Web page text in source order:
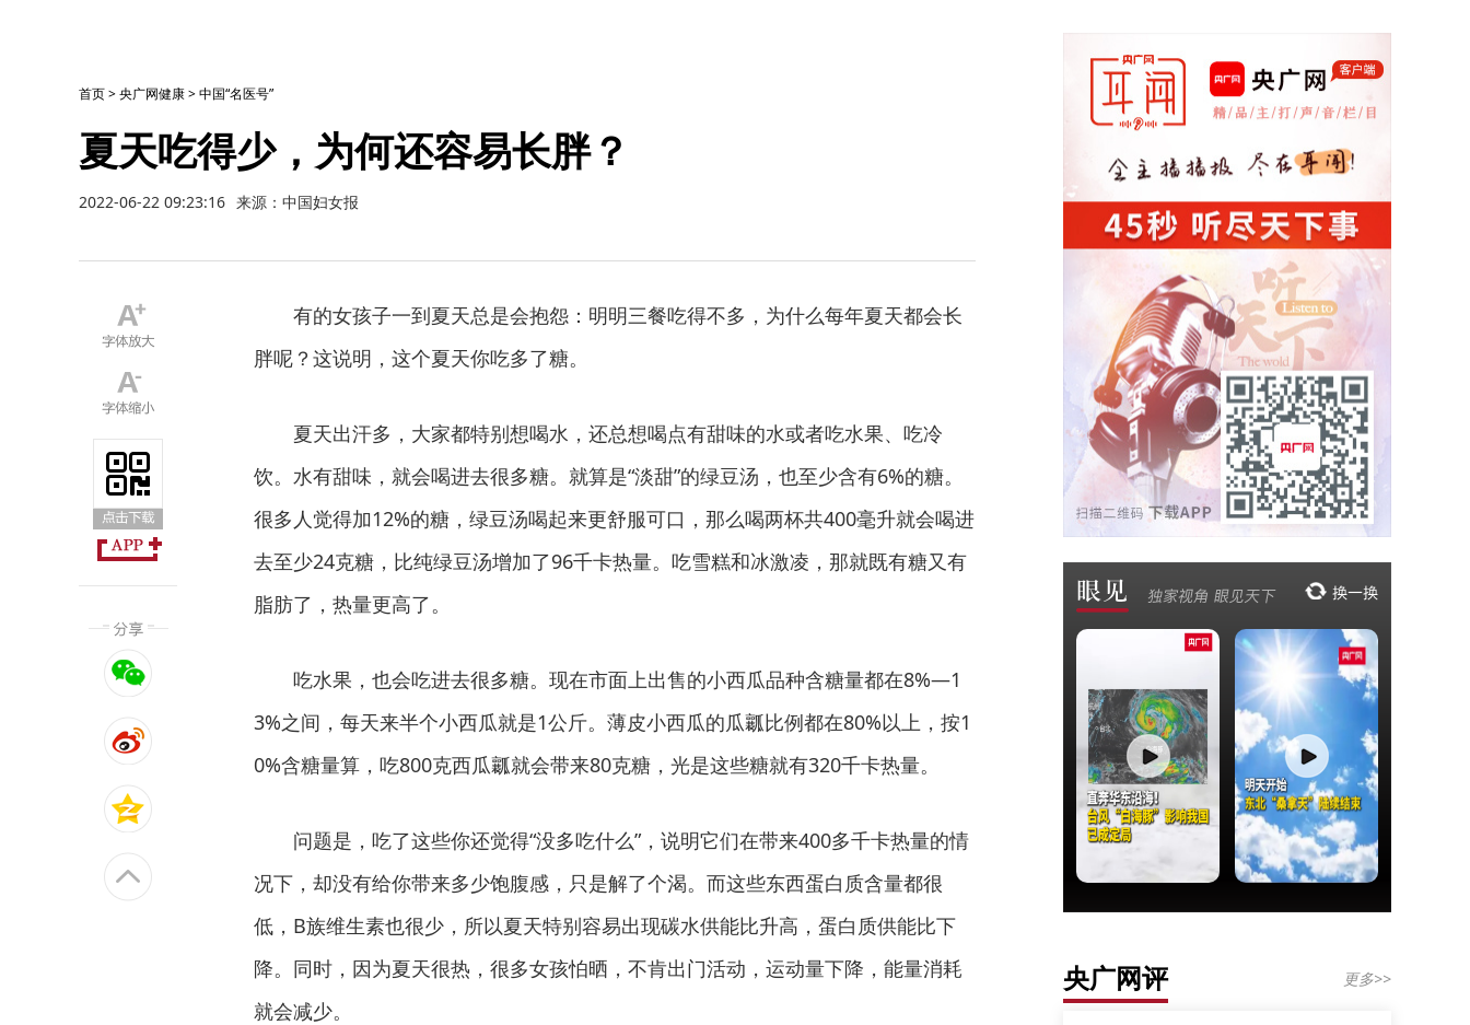
首页>央广网健康>中国“名医号”
夏天吃得少，为何还容易长胖？
2022-06-22 09:23:16 来源：中国妇女报
有的女孩子一到夏天总是会抱怨：明明三餐吃得不多，为什么每年夏天都会长
胖呢？这说明，这个夏天你吃多了糖。
夏天出汗多，大家都特别想喝水，还总想喝点有甜味的水或者吃水果、吃冷
饮。水有甜味，就会喝进去很多糖。就算是“淡甜”的绿豆汤，也至少含有6%的糖。
很多人觉得加12%的糖，绿豆汤喝起来更舒服可口，那么喝两杯共400毫升就会喝进
去至少24克糖，比纯绿豆汤增加了96千卡热量。吃雪糕和冰激凌，那就既有糖又有
脂肪了，热量更高了。
吃水果，也会吃进去很多糖。现在市面上出售的小西瓜品种含糖量都在8%—1
3%之间，每天来半个小西瓜就是1公斤。薄皮小西瓜的瓜瓤比例都在80%以上，按1
0%含糖量算，吃800克西瓜瓤就会带来80克糖，光是这些糖就有320千卡热量。
问题是，吃了这些你还觉得“没多吃什么”，说明它们在带来400多千卡热量的情
况下，却没有给你带来多少饱腹感，只是解了个渴。而这些东西蛋白质含量都很
低，B族维生素也很少，所以夏天特别容易出现碳水供能比升高，蛋白质供能比下
降。同时，因为夏天很热，很多女孩怕晒，不肯出门活动，运动量下降，能量消耗
就会减少。
央广网评 更多>>